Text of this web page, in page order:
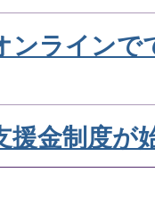
ンライン
援金制度が